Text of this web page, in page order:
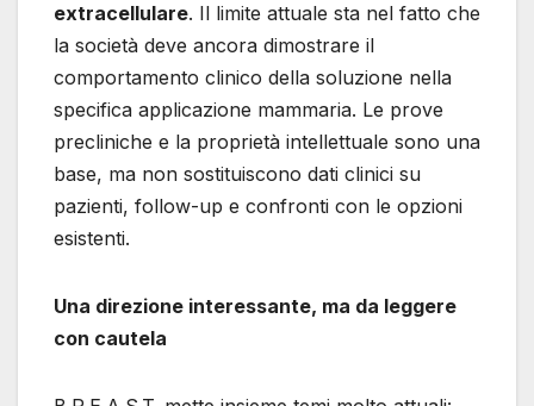
extracellulare. Il limite attuale sta nel fatto che
la società deve ancora dimostrare il
comportamento clinico della soluzione nella
specifica applicazione mammaria. Le prove
precliniche e la proprietà intellettuale sono una
base, ma non sostituiscono dati clinici su
pazienti, follow-up e confronti con le opzioni
esistenti.
Una direzione interessante, ma da leggere
con cautela